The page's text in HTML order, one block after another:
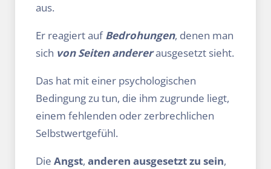
aus.
Er reagiert aufBedrohungen, denen man
sich von Seiten andererausgesetzt sieht.
Das hat mit einer psychologischen
Bedingung zu tun, die ihm zugrunde liegt,
einem fehlenden oder zerbrechlichen
Selbstwertgefühl.
Die Angst, anderen ausgesetzt zu sein,